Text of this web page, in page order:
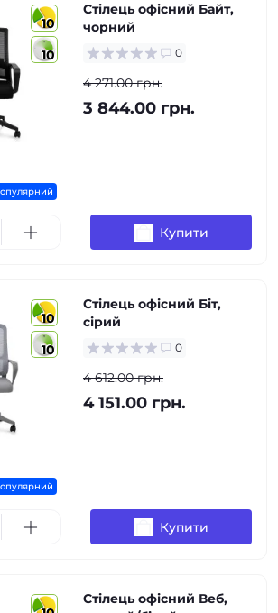
10
10
Стілець офісний Байт,
чорний
0
4 271.00 грн.
3 844.00 грн.
Купити
10
10
Стілець офісний Біт,
сірий
0
4 612.00 грн.
4 151.00 грн.
Купити
Стілець офісний Веб,